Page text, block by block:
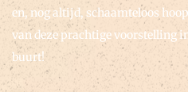
en, nog altijd, schaamteloos
van deze prachtige voorstelling
buurt!